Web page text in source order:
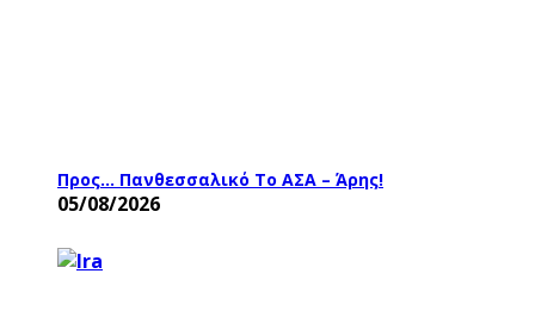
Προς… Πανθεσσαλικό Το ΑΣΑ – Άρης!
05/08/2026